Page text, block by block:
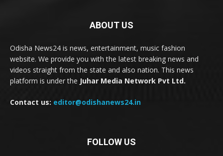
ABOUT US
Odisha News24 is news, entertainment, music fashion
website. We provide you with the latest breaking news and
videos straight from the state and also nation. This news
platform is under the Juhar Media Network Pvt Ltd.
Contact us: editor@odishanews24.in
FOLLOW US